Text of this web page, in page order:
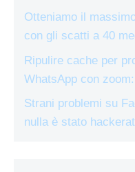
Otteniamo il
con gli scatti a 40
Ripulire cache per
WhatsApp con
Strani problemi su
nulla è stato